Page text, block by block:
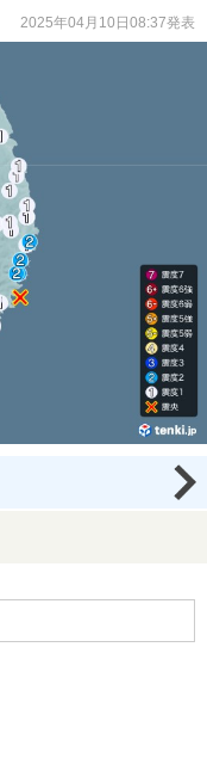
2025年04月10日08:37発表